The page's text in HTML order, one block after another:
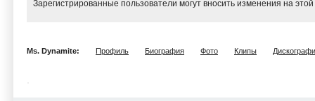
Зарегистрированные пользователи могут вносить изменения на
Ms. Dynamite: Профиль Биография Фото Клипы